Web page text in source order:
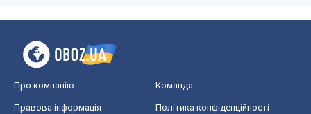
Про компанію Команда
Правова інформація Політика конфіденційності